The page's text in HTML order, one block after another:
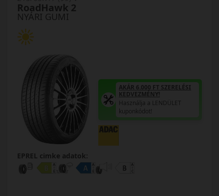
NYÁRI GUMI
RoadHawk 2
AKÁR 6.000 FT SZERELÉSI
KEDVEZMÉNY!
Használja a LENDÜLET
kuponkódot!
EPREL cimke adatok: